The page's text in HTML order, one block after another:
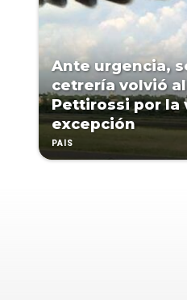
Ante urgencia,
cetrería volvió
Pettirossi por la
excepción
PAÍS